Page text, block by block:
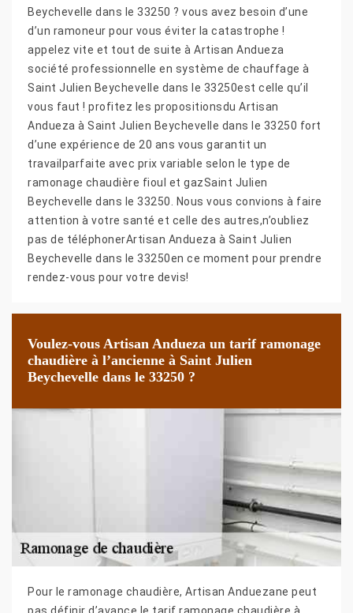
Beychevelle dans le 33250 ? vous avez besoin d’une
d’un ramoneur pour vous éviter la catastrophe !
appelez vite et tout de suite à Artisan Andueza
société professionnelle en système de chauffage à
Saint Julien Beychevelle dans le 33250est celle qu’il
vous faut ! profitez les propositionsdu Artisan
Andueza à Saint Julien Beychevelle dans le 33250 fort
d’une expérience de 20 ans vous garantit un
travailparfaite avec prix variable selon le type de
ramonage chaudière fioul et gazSaint Julien
Beychevelle dans le 33250. Nous vous convions à faire
attention à votre santé et celle des autres,n’oubliez
pas de téléphonerArtisan Andueza à Saint Julien
Beychevelle dans le 33250en ce moment pour prendre
rendez-vous pour votre devis!
Voulez-vous Artisan Andueza un tarif ramonage
chaudière à l’ancienne à Saint Julien
Beychevelle dans le 33250 ?
Pour le ramonage chaudière, Artisan Anduezane peut